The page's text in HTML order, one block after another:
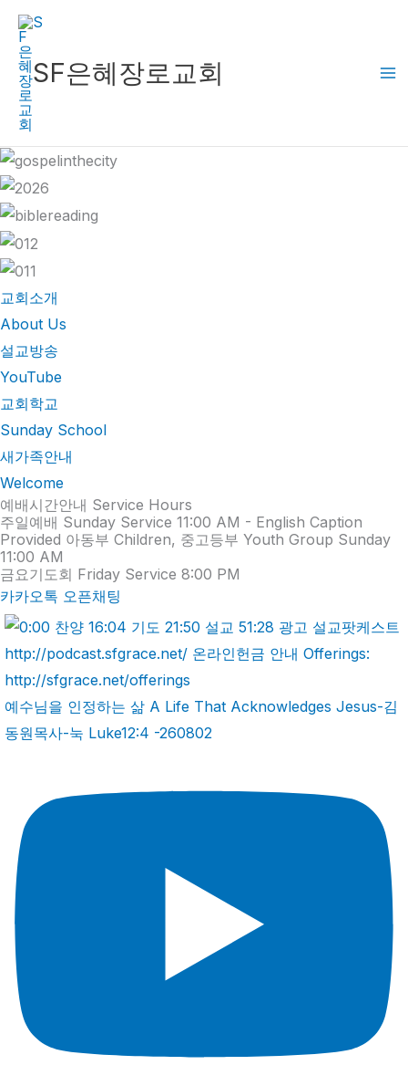
너
뛰
SF은혜장로교회
교회소개
About Us
설교방송
YouTube
교회학교
Sunday School
새가족안내
Welcome
예배시간안내 Service Hours
주일예배 Sunday Service 11:00 AM - English Caption
Provided 아동부 Children, 중고등부 Youth Group Sunday
11:00 AM
금요기도회 Friday Service 8:00 PM
카카오톡 오픈채팅
예수님을 인정하는 삶 A Life That Acknowledges Jesus-김
동원목사-눅 Luke12:4 -260802